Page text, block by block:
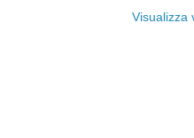
Visualizza